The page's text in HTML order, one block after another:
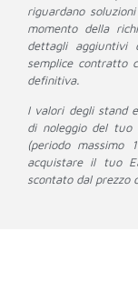
riguardano
momento della
dettagli
semplice contratto
definitiva.
I valori degli stand
di noleggio del tuo
(periodo massimo
acquistare il tuo
scontato dal prezzo